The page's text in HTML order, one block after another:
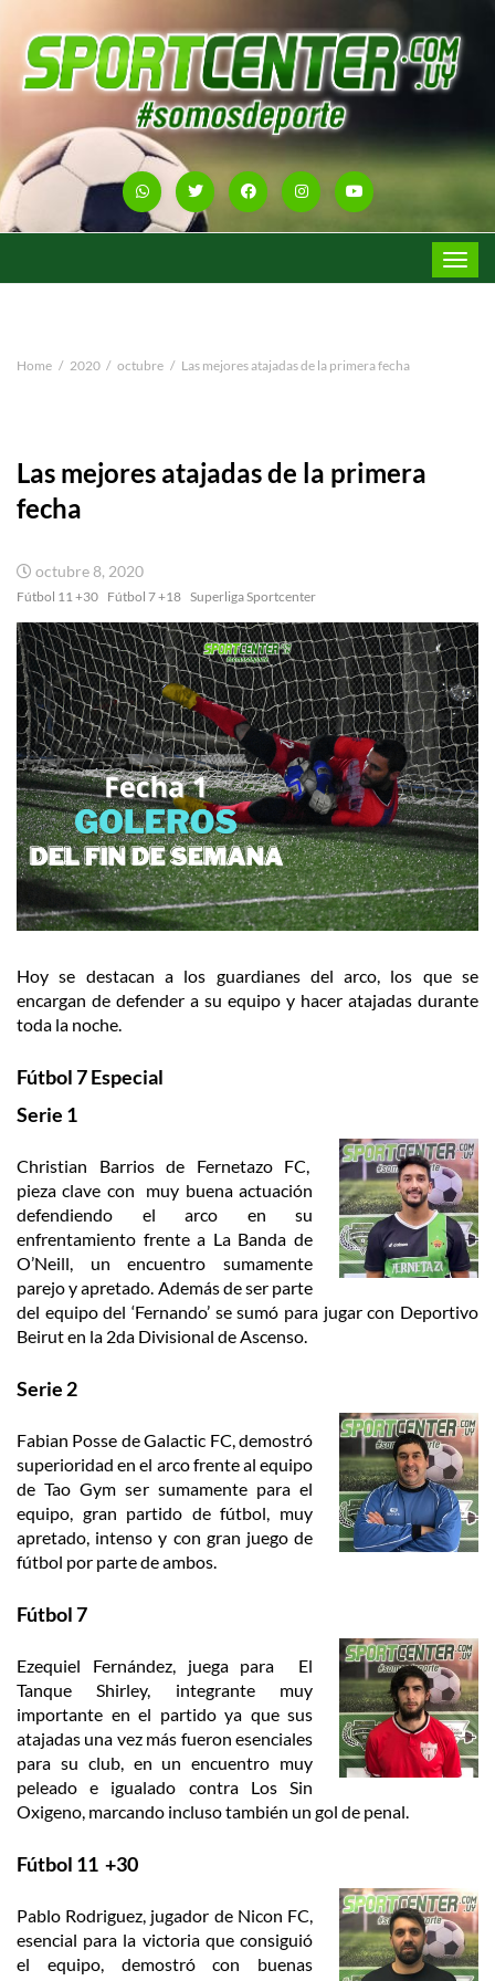
Toggle
Home 2020 octubre Las mejores atajadas de la primera fecha
Las mejores atajadas de la primera
fecha
octubre 8, 2020
Fútbol 11 +30 Fútbol 7 +18 Superliga Sportcenter
Hoy se destacan a los guardianes del arco, los que se
encargan de defender a su equipo y hacer atajadas durante
toda la noche.
Fútbol 7 Especial
Serie 1
Christian Barrios de Fernetazo FC,
pieza clave con muy buena actuación
defendiendo el arco en su
enfrentamiento frente a La Banda de
O’Neill, un encuentro sumamente
parejo y apretado. Además de ser parte
del equipo del ‘Fernando’ se sumó para jugar con Deportivo
Beirut en la 2da Divisional de Ascenso.
Serie 2
Fabian Posse de Galactic FC, demostró
superioridad en el arco frente al equipo
de Tao Gym ser sumamente para el
equipo, gran partido de fútbol, muy
apretado, intenso y con gran juego de
fútbol por parte de ambos.
Fútbol 7
Ezequiel Fernández, juega para El
Tanque Shirley, integrante muy
importante en el partido ya que sus
atajadas una vez más fueron esenciales
para su club, en un encuentro muy
peleado e igualado contra Los Sin
Oxigeno, marcando incluso también un gol de penal.
Fútbol 11 +30
Pablo Rodriguez, jugador de Nicon FC,
esencial para la victoria que consiguió
el equipo, demostró con buenas